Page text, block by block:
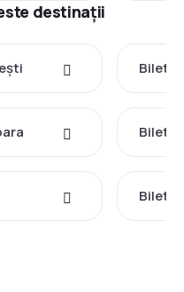
destinații
Bilete
Bilete
Bilete